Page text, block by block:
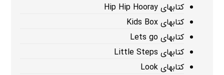
کتابهای Hip Hip Hooray
کتابهای Kids Box
کتابهای Lets go
کتابهای Little Steps
کتابهای Look